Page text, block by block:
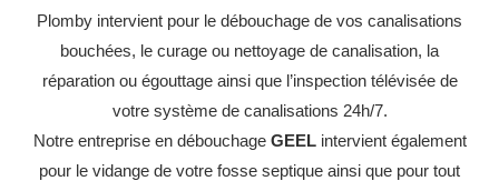
Plomby intervient pour le débouchage de vos canalisations
bouchées, le curage ou nettoyage de canalisation, la
réparation ou égouttage ainsi que l’inspection télévisée de
votre système de canalisations 24h/7.
Notre entreprise en débouchage GEELintervient également
pour le vidange de votre fosse septique ainsi que pour tout